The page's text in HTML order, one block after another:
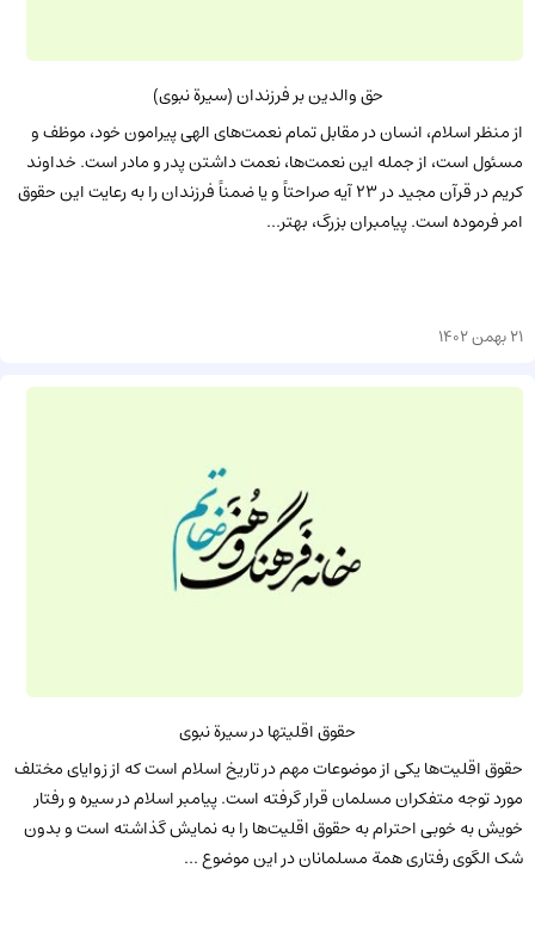
حق والدین بر فرزندان (سیرة نبوی)
از منظر اسلام، انسان در مقابل تمام نعمت‌های الهی پیرامون خود، موظف و
مسئول است، از جمله این نعمت‌ها، نعمت داشتن پدر و مادر است. خداوند
کریم در قرآن مجید در ۲۳ آیه صراحتاً و یا ضمناً فرزندان را به رعایت این حقوق
امر فرموده است. پیامبران بزرگ، بهتر...
21 بهمن 1402
حقوق اقلیتها در سیرة نبوی
حقوق اقلیت‌ها یکی از موضوعات مهم در تاریخ اسلام است که از زوایای مختلف
مورد توجه متفکران مسلمان قرار گرفته است. پیامبر اسلام در سیره و رفتار
خویش به خوبی احترام به حقوق اقلیت‌ها را به نمایش گذاشته است و بدون
شک الگوی رفتاری همة مسلمانان در این موضوع ...